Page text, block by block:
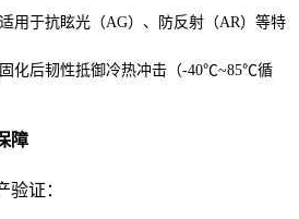
用于抗眩光（AG）、防反射（AR）等特
化后韧性抵御冷热冲击（-40℃~85℃循
障
证：